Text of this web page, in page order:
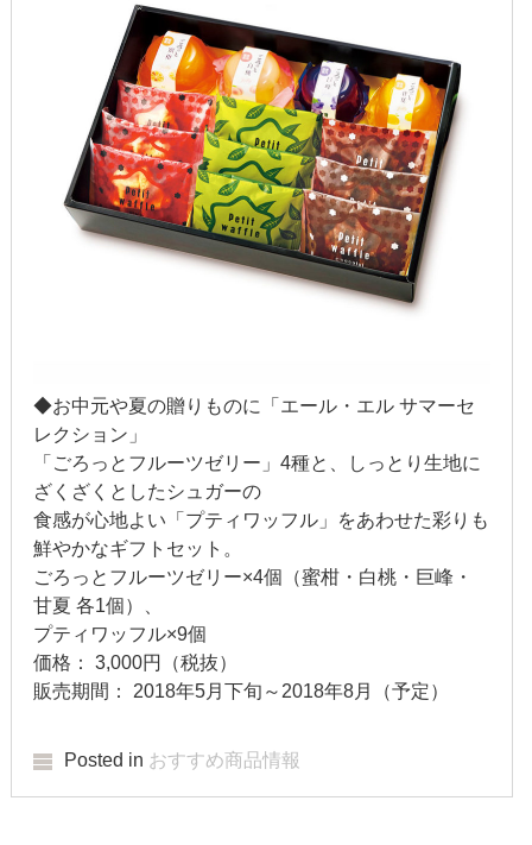
2014年5月
2014年4月
2014年3月
2014年2月
2014年1月
2013年12月
2013年10月
2013年9月
2013年8月
2013年3月
◆お中元や夏の贈りものに「エール・エル サマーセ
レクション」
「ごろっとフルーツゼリー」4種と、しっとり生地に
ざくざくとしたシュガーの
食感が心地よい「プティワッフル」をあわせた彩りも
鮮やかなギフトセット。
ごろっとフルーツゼリー×4個（蜜柑・白桃・巨峰・
甘夏 各1個）、
プティワッフル×9個
価格： 3,000円（税抜）
販売期間： 2018年5月下旬～2018年8月（予定）
Posted in おすすめ商品情報